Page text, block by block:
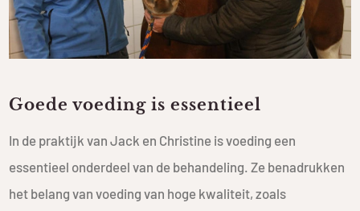
Goede voeding is essentieel
In de praktijk van Jack en Christine is voeding een
essentieel onderdeel van de behandeling. Ze benadrukken
het belang van voeding van hoge kwaliteit, zoals